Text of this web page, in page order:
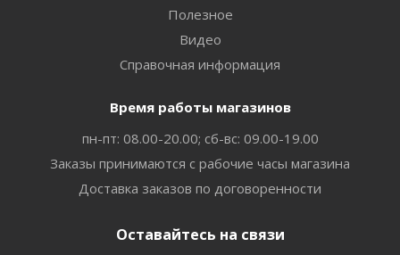
Полезное
Видео
Справочная информация
Время работы магазинов
пн-пт: 08.00-20.00; сб-вс: 09.00-19.00
Заказы принимаются с рабочие часы магазина
Доставка заказов по договоренности
Оставайтесь на связи